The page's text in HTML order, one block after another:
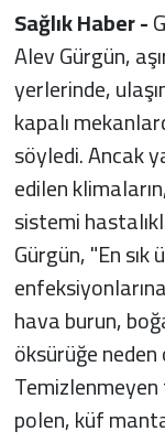
Sağlık Haber -
Alev Gürgün,
yerlerinde,
kapalı
söyledi. Ancak
edilen
sistemi
Gürgün, "En
hava burun,
öksürüğe
polen, küf